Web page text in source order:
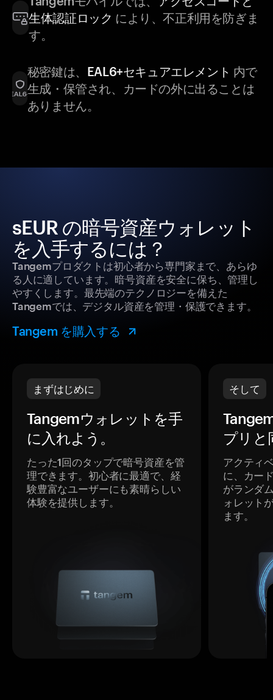
生体認証ロック により、不正利用を防ぎま
す。
秘密鍵は、 EAL6+セキュアエレメント 内で
生成・保管され、カードの外に出ることは
ありません。
sEUR の暗号資産ウォレット
を入手するには？
Tangemプロダクトは初心者から専門家まで、あらゆ
る人に適しています。暗号資産を安全に保ち、管理し
やすくします。最先端のテクノロジーを備えた
Tangemでは、デジタル資産を管理・保護できます。
Tangem を購入する
まずはじめに
Tangemウォレットを手
に入れよう。
たった1回のタップで暗号資産を管
理できます。初心者に最適で、経
験豊富なユーザーにも素晴らしい
体験を提供します。
そして
プリと
アクティ
に、カー
がランダ
ォレット
ます。